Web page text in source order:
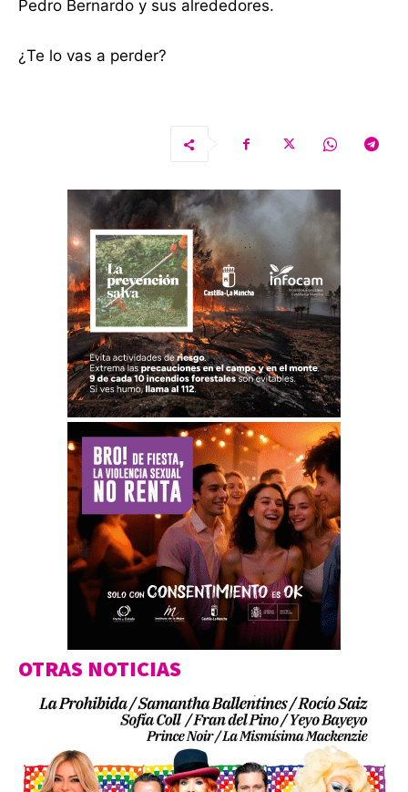
Pedro Bernardo y sus alrededores.
¿Te lo vas a perder?
OTRAS NOTICIAS